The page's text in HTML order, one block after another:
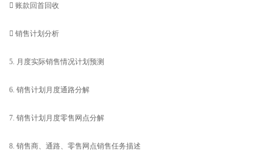
 账款回首回收
 销售计划分析
5. 月度实际销售情况计划预测
6. 销售计划月度通路分解
7. 销售计划月度零售网点分解
8. 销售商、通路、零售网点销售任务描述